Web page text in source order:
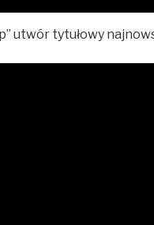
utwór tytułowy